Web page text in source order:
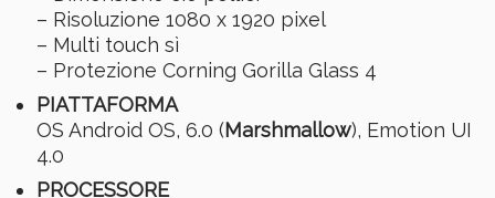
– Risoluzione 1080 x 1920 pixel
– Multi touch sì
– Protezione Corning Gorilla Glass 4
PIATTAFORMA
OS Android OS, 6.0 (Marshmallow), Emotion UI
4.0
PROCESSORE